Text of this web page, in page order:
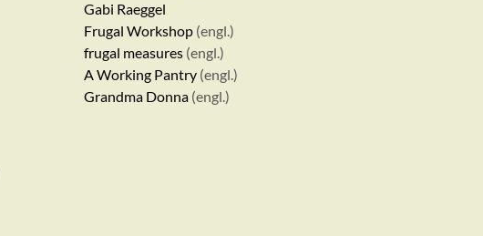
Gabi Raeggel
Frugal Workshop (engl.)
frugal measures (engl.)
A Working Pantry (engl.)
Grandma Donna (engl.)